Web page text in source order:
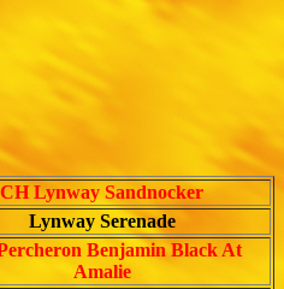
CH Lynway Sandnocker
Lynway Serenade
Benjamin Black At
Amalie